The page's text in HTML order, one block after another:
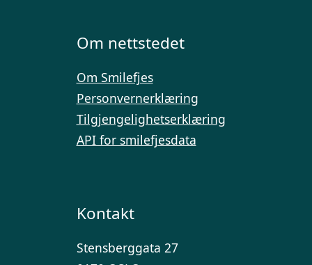
Om nettstedet
Om Smilefjes
Personvernerklæring
Tilgjengelighetserklæring
API for smilefjesdata
Kontakt
Stensberggata 27